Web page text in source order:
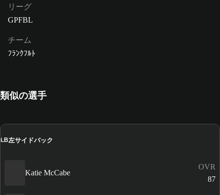
リーグ
GPFBL
チーム
ﾌﾗﾝｸﾌﾙﾄ
類似の選手
LB左サイドバック
Katie McCabe
OVR
87